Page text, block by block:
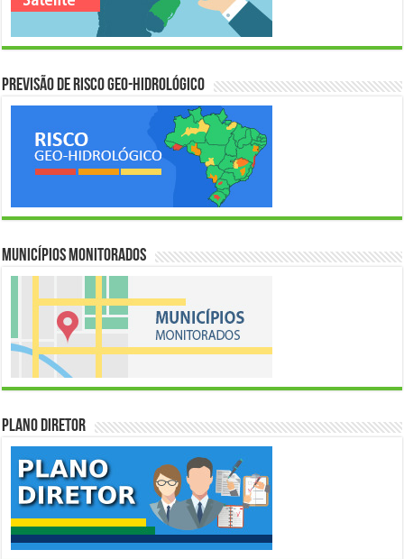
Previsão de Risco Geo-Hidrológico
Municípios Monitorados
Plano Diretor